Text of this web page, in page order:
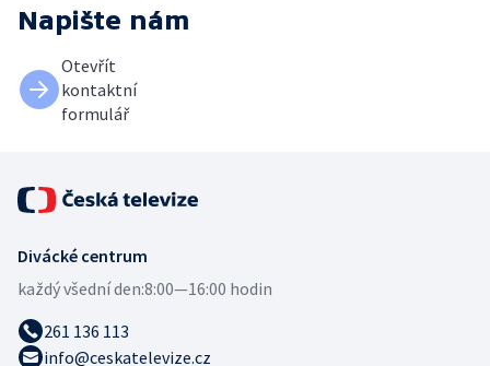
Napište nám
Otevřít
kontaktní
formulář
Divácké centrum
každý všední den:8:00—16:00 hodin
261 136 113
info@ceskatelevize.cz